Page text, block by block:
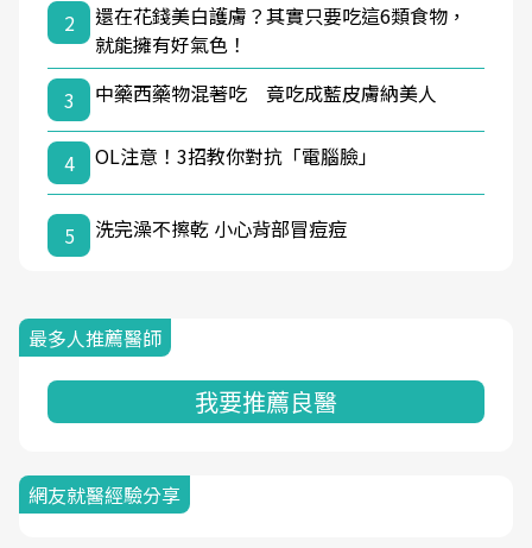
2
還在花錢美白護膚？其實只要吃這6類食物，
就能擁有好氣色！
3
中藥西藥物混著吃 竟吃成藍皮膚納美人
4 OL注意！3招教你對抗「電腦臉」
5 洗完澡不擦乾 小心背部冒痘痘
最多人推薦醫師
我要推薦良醫
網友就醫經驗分享